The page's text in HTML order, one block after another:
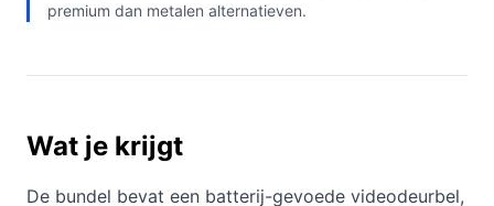
premium dan metalen alternatieven.
Wat je krijgt
De bundel bevat een batterij-gevoede videodeurbel,